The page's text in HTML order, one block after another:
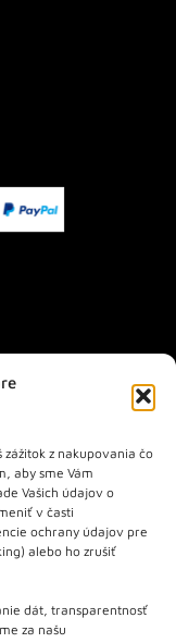
zážitok z nakupovania čo
aby sme Vám
Vašich údajov o
v časti
ochrany údajov pre
alebo ho zrušiť
dát, transparentnosť
za našu
2010. Na našej
značkových